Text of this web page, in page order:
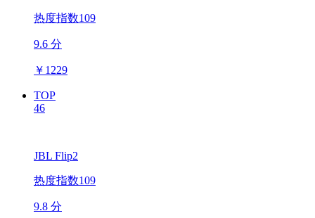
热度指数109
9.6 分
￥ 1229
TOP
46
JBL Flip2
热度指数109
9.8 分